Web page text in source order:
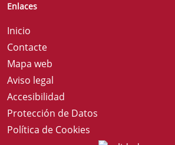
Enlaces
Inicio
Contacte
Mapa web
Aviso legal
Accesibilidad
Protección de Datos
Política de Cookies